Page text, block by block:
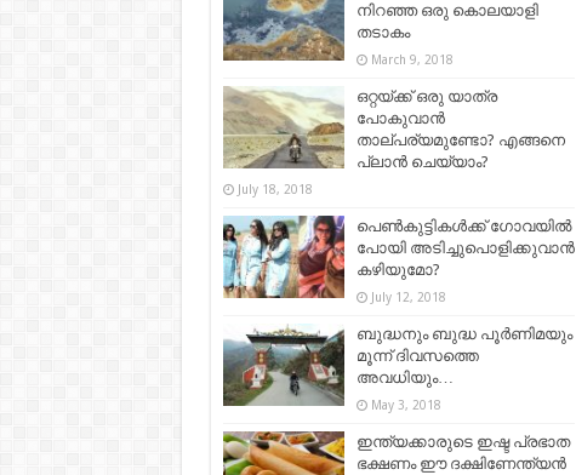
നിറഞ്ഞ ഒരു കൊലയാളി
തടാകം
March 9, 2018
ഒറ്റയ്ക്ക് ഒരു യാത്ര
പോകുവാന്‍
താല്പര്യമുണ്ടോ? എങ്ങനെ
പ്ലാന്‍ ചെയ്യാം?
July 18, 2018
പെൺകുട്ടികൾക്ക് ഗോവയിൽ
പോയി അടിച്ചുപൊളിക്കുവാൻ
കഴിയുമോ?
July 12, 2018
ബുദ്ധനും ബുദ്ധ പൂർണിമയും
മൂന്ന് ദിവസത്തെ
അവധിയും…
May 3, 2018
ഇന്ത്യക്കാരുടെ ഇഷ്ട പ്രഭാത
ഭക്ഷണം ഈ ദക്ഷിണേന്ത്യന്‍